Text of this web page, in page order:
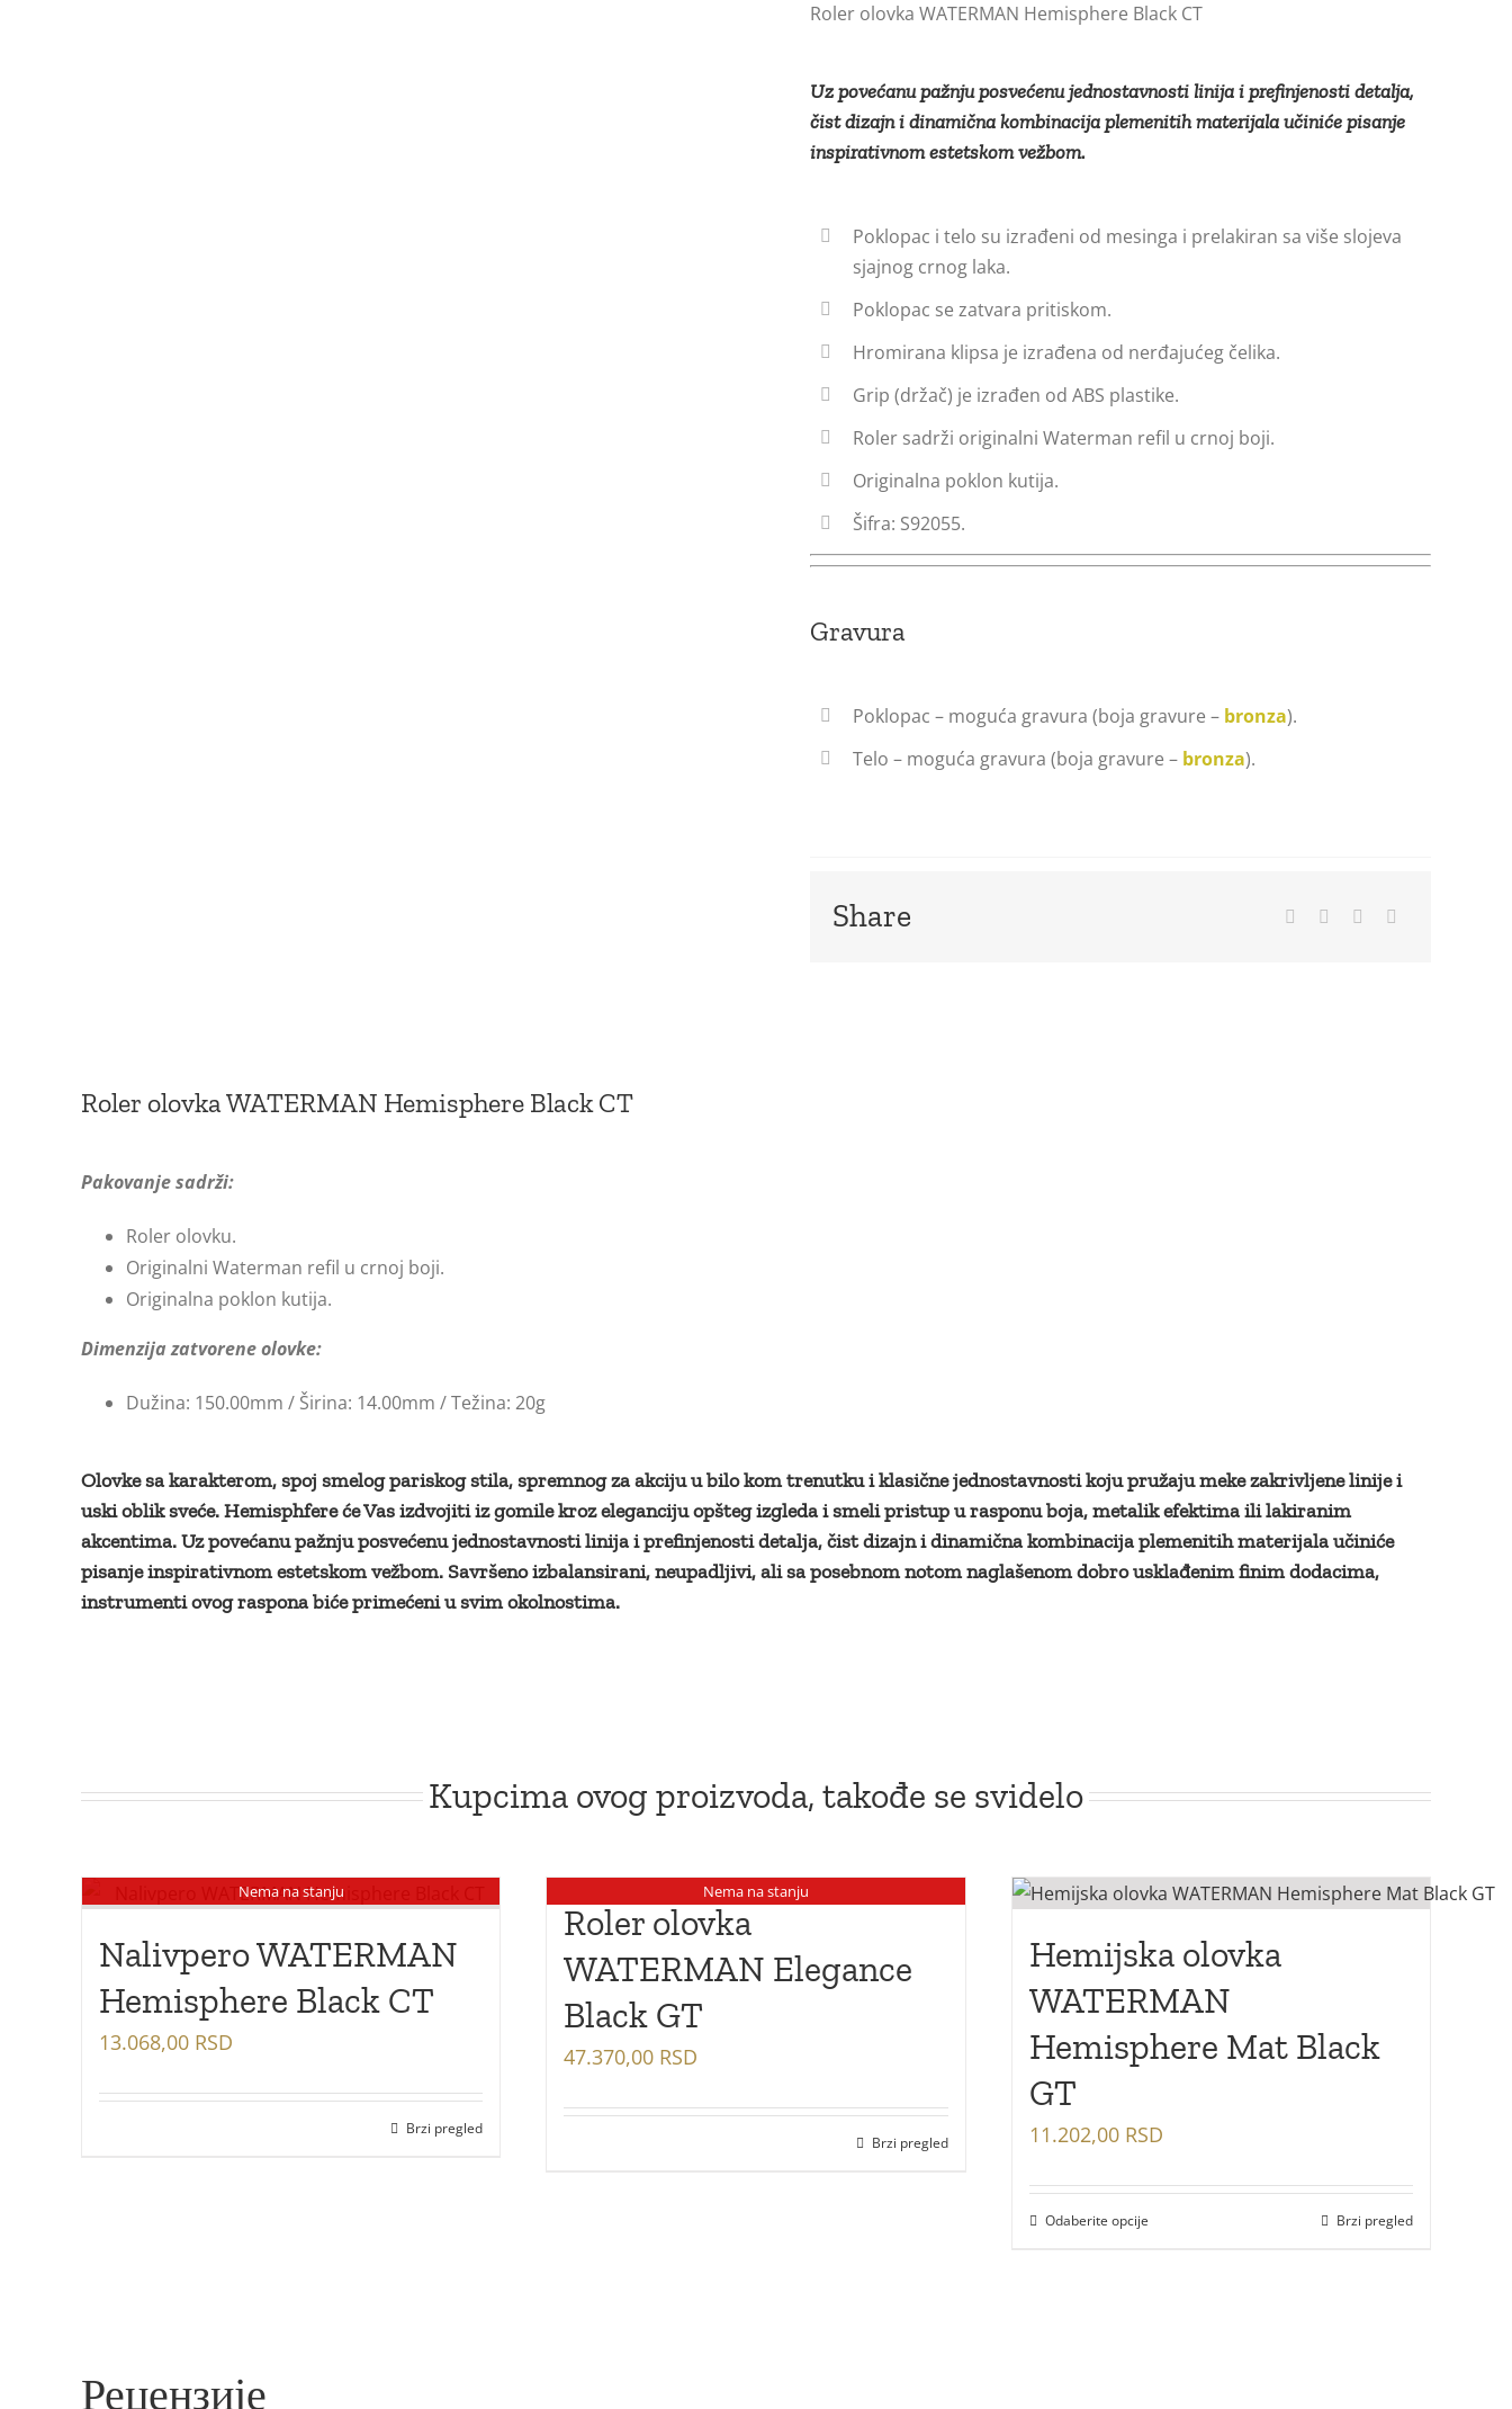
Black
количина
Roler olovka WATERMAN Hemisphere Black CT
Uz povećanu pažnju posvećenu jednostavnosti linija i prefinjenosti detalja,
čist dizajn i dinamična kombinacija plemenitih materijala učiniće pisanje
inspirativnom estetskom vežbom.
Poklopac i telo su izrađeni od mesinga i prelakiran sa više slojeva
sjajnog crnog laka.
Poklopac se zatvara pritiskom.
Hromirana klipsa je izrađena od nerđajućeg čelika.
Grip (držač) je izrađen od ABS plastike.
Roler sadrži originalni Waterman refil u crnoj boji.
Originalna poklon kutija.
Šifra: S92055.
Gravura
Poklopac – moguća gravura (boja gravure – bronza).
Telo – moguća gravura (boja gravure – bronza).
Share
Roler olovka WATERMAN Hemisphere Black CT
Pakovanje sadrži:
Roler olovku.
Originalni Waterman refil u crnoj boji.
Originalna poklon kutija.
Dimenzija zatvorene olovke:
Dužina: 150.00mm / Širina: 14.00mm / Težina: 20g
Olovke sa karakterom, spoj smelog pariskog stila, spremnog za akciju u bilo kom trenutku i klasične jednostavnosti koju pružaju meke zakrivljene linije i
uski oblik sveće. Hemisphfere će Vas izdvojiti iz gomile kroz eleganciju opšteg izgleda i smeli pristup u rasponu boja, metalik efektima ili lakiranim
akcentima. Uz povećanu pažnju posvećenu jednostavnosti linija i prefinjenosti detalja, čist dizajn i dinamična kombinacija plemenitih materijala učiniće
pisanje inspirativnom estetskom vežbom. Savršeno izbalansirani, neupadljivi, ali sa posebnom notom naglašenom dobro usklađenim finim dodacima,
instrumenti ovog raspona biće primećeni u svim okolnostima.
Kupcima ovog proizvoda, takođe se svidelo
Nema na stanju
Nalivpero WATERMAN
Hemisphere Black CT
13.068,00 RSD
Brzi pregled
Nema na stanju
Roler olovka
WATERMAN Elegance
Black GT
47.370,00 RSD
Brzi pregled
Hemijska olovka
WATERMAN
Hemisphere Mat Black
GT
11.202,00 RSD
Odaberite opcije Brzi pregled
Рецензије